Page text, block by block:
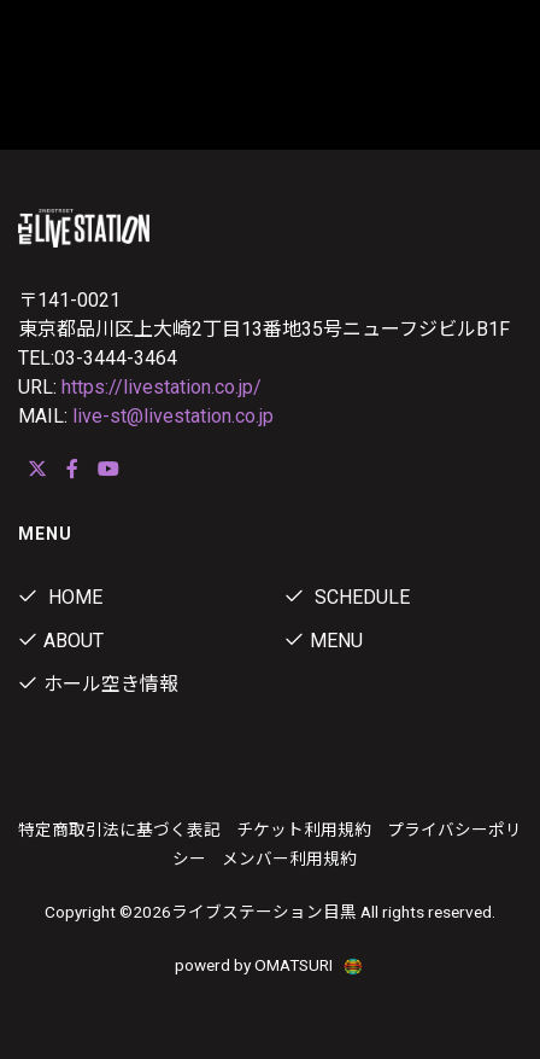
〒141-0021
東京都品川区上大崎2丁目13番地35号ニューフジビルB1F
TEL:03-3444-3464
URL: https://livestation.co.jp/
MAIL: live-st@livestation.co.jp
MENU
HOME
SCHEDULE
ABOUT
MENU
ホール空き情報
特定商取引法に基づく表記 チケット利用規約
プライバシーポリ
シー
メンバー利用規約
Copyright ©2026ライブステーション目黒 All rights reserved.
powerd by OMATSURI